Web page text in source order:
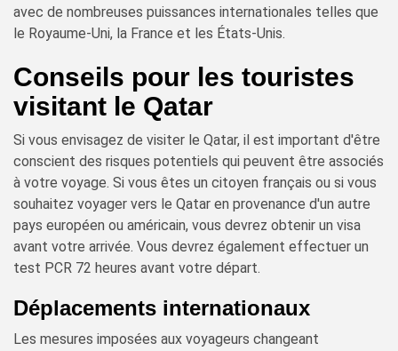
avec de nombreuses puissances internationales telles que
le Royaume-Uni, la France et les États-Unis.
Conseils pour les touristes
visitant le Qatar
Si vous envisagez de visiter le Qatar, il est important d'être
conscient des risques potentiels qui peuvent être associés
à votre voyage. Si vous êtes un citoyen français ou si vous
souhaitez voyager vers le Qatar en provenance d'un autre
pays européen ou américain, vous devrez obtenir un visa
avant votre arrivée. Vous devrez également effectuer un
test PCR 72 heures avant votre départ.
Déplacements internationaux
Les mesures imposées aux voyageurs changeant